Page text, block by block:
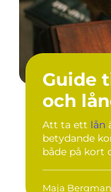
Guide
och
Att ta ett lån
betydande
både på kort
Maja